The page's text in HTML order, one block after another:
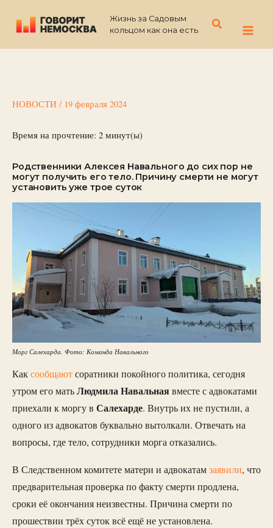
содержимому
Жизнь за Садовым
кольцом как она есть
Поиск
НОВОСТИ / 19 февраля 2024
Время на прочтение: 2 минут(ы)
Родственники Алексея Навального до сих пор не
могут получить его тело. Причину смерти не могут
установить уже трое суток
Морг Салехарда. Фото: Команда Навального
Каксообщаютсоратники покойного политика, сегодня
утром его матьЛюдмила Навальнаявместе с адвокатами
приехали к моргу в Салехарде. Внутрь их не пустили, а
одного из адвокатов буквально вытолкали. Отвечать на
вопросы, где тело, сотрудники морга отказались.
В Следственном комитете матери и адвокатамзаявили, что
предварительная проверка по факту смерти продлена,
сроки её окончания неизвестны. Причина смерти по
прошествии трёх суток всё ещё не установлена.